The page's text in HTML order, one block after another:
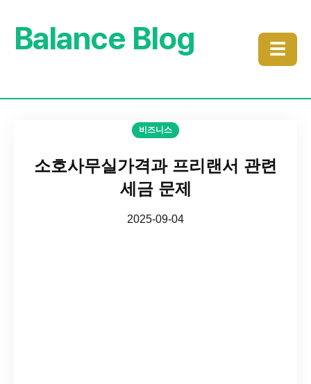
Balance Blog ☰
비즈니스
소호사무실가격과 프리랜서 관련
세금 문제
2025-09-04